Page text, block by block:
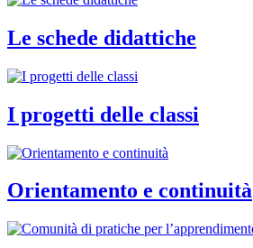
Le schede didattiche
I progetti delle classi
Orientamento e continuità